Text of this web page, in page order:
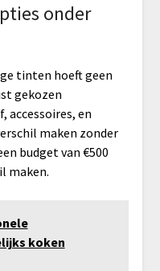
onder
tinten hoeft geen
gekozen
accessoires, en
maken zonder
budget van €500
maken.
koken